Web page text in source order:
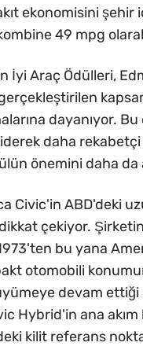
ekonomisini şehir
49 mpg
İyi Araç Ödülleri,
dayanıyor.
daha
önemini daha da
Civic'in ABD'deki
çekiyor. Şirketin
bu yana
otomobili
devam ettiği
Hybrid'in ana
kilit referans